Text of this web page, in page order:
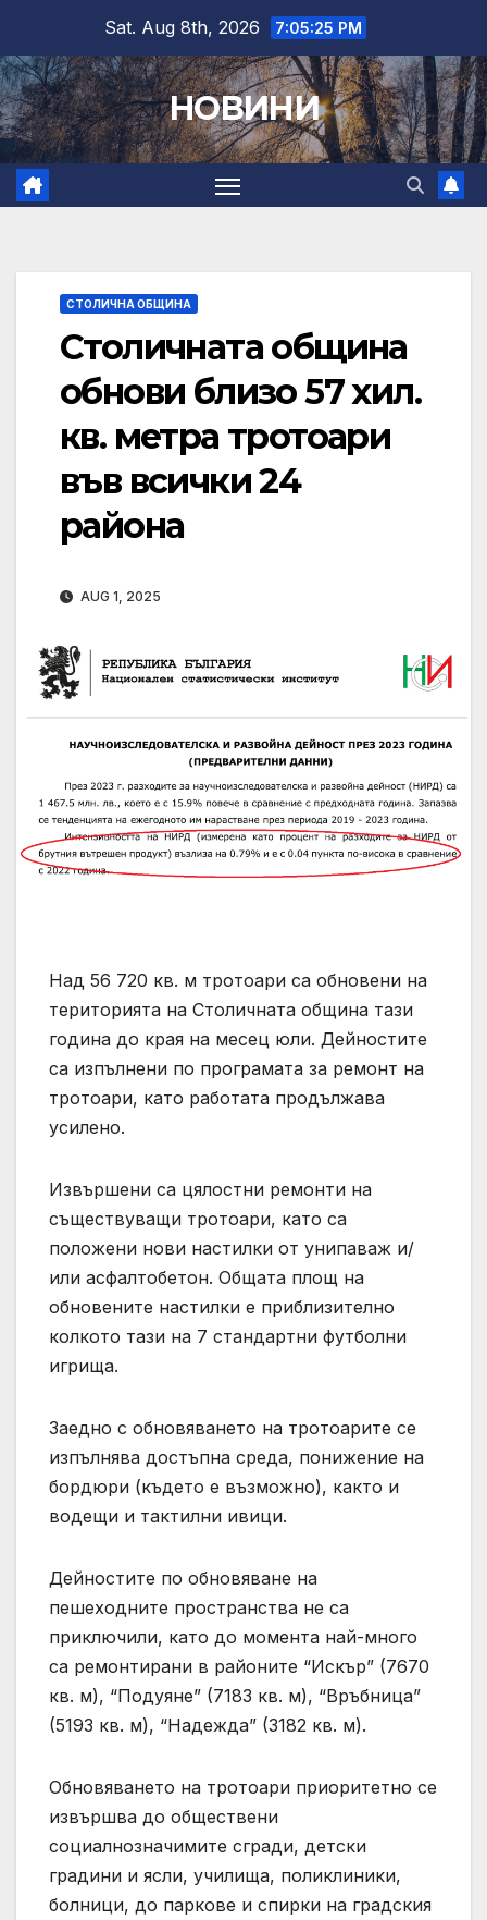
content
Sat. Aug 8th, 2026 7:05:25 PM
НОВИНИ
СТОЛИЧНА ОБЩИНА
Столичната община
обнови близо 57 хил.
кв. метра тротоари
във всички 24
района
AUG 1, 2025
Над 56 720 кв. м тротоари са обновени на
територията на Столичната община тази
година до края на месец юли. Дейностите
са изпълнени по програмата за ремонт на
тротоари, като работата продължава
усилено.
Извършени са цялостни ремонти на
съществуващи тротоари, като са
положени нови настилки от унипаваж и/
или асфалтобетон. Общата площ на
обновените настилки е приблизително
колкото тази на 7 стандартни футболни
игрища.
Заедно с обновяването на тротоарите се
изпълнява достъпна среда, понижение на
бордюри (където е възможно), както и
водещи и тактилни ивици.
Дейностите по обновяване на
пешеходните пространства не са
приключили, като до момента най-много
са ремонтирани в районите “Искър” (7670
кв. м), “Подуяне” (7183 кв. м), “Връбница”
(5193 кв. м), “Надежда” (3182 кв. м).
Обновяването на тротоари приоритетно се
извършва до обществени
социалнозначимите сгради, детски
градини и ясли, училища, поликлиники,
болници, до паркове и спирки на градския